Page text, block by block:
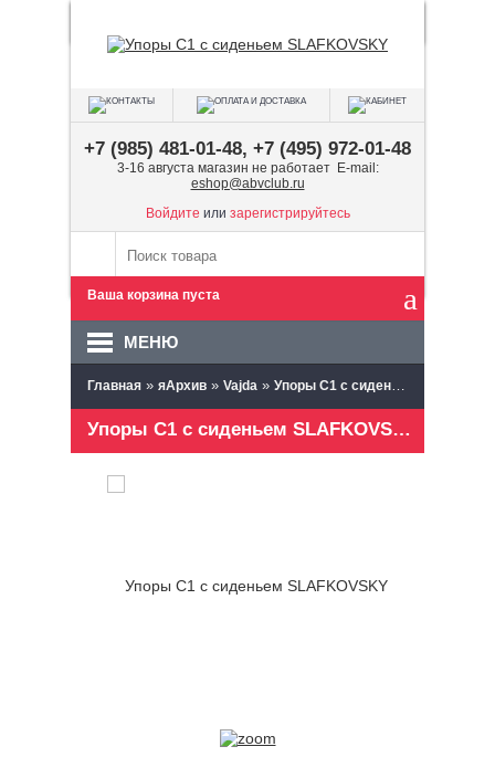
+7 (985) 481-01-48, +7 (495) 972-01-48
3-16 августа магазин не работает E-mail:
eshop@abvclub.ru
Войдите или зарегистрируйтесь
Ваша корзина пуста
МЕНЮ
Главная » яАрхив » Vajda » Упоры C1 с сиденьем SLAFKOVSKY
Упоры C1 с сиденьем SLAFKOVSKY